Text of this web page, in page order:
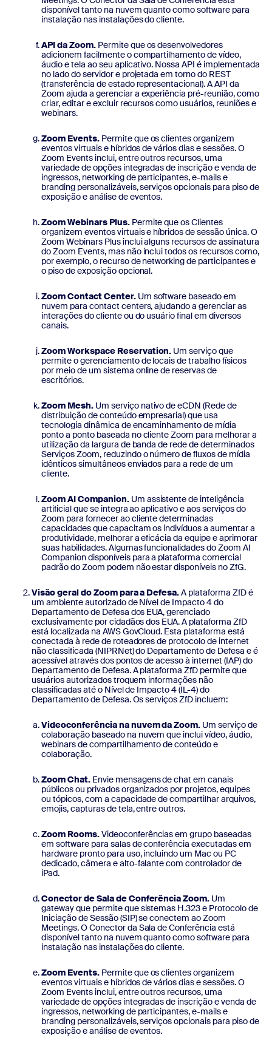
disponível tanto na nuvem quanto como software para
instalação nas instalações do cliente.
API da Zoom.Permite que os desenvolvedores
adicionem facilmente o compartilhamento de vídeo,
áudio e tela ao seu aplicativo. Nossa API é implementada
no lado do servidor e projetada em torno do REST
(transferência de estado representacional). A API da
Zoom ajuda a gerenciar a experiência pré-reunião, como
criar, editar e excluir recursos como usuários, reuniões e
webinars.
Zoom Events.Permite que os clientes organizem
eventos virtuais e híbridos de vários dias e sessões. O
Zoom Events inclui, entre outros recursos, uma
variedade de opções integradas de inscrição e venda de
ingressos, networking de participantes, e-mails e
branding personalizáveis, serviços opcionais para piso de
exposição e análise de eventos.
Zoom Webinars Plus.Permite que os Clientes
organizem eventos virtuais e híbridos de sessão única. O
Zoom Webinars Plus inclui alguns recursos de assinatura
do Zoom Events, mas não inclui todos os recursos como,
por exemplo, o recurso de networking de participantes e
o piso de exposição opcional.
Zoom Contact Center.Um software baseado em
nuvem para contact centers, ajudando a gerenciar as
interações do cliente ou do usuário final em diversos
canais.
Zoom Workspace Reservation. Um serviço que
permite o gerenciamento de locais de trabalho físicos
por meio de um sistema online de reservas de
escritórios.
Zoom Mesh.Um serviço nativo de eCDN (Rede de
distribuição de conteúdo empresarial) que usa
tecnologia dinâmica de encaminhamento de mídia
ponto a ponto baseada no cliente Zoom para melhorar a
utilização da largura de banda de rede de determinados
Serviços Zoom, reduzindo o número de fluxos de mídia
idênticos simultâneos enviados para a rede de um
cliente.
Zoom AI Companion.Um assistente de inteligência
artificial que se integra ao aplicativo e aos serviços do
Zoom para fornecer ao cliente determinadas
capacidades que capacitam os indivíduos a aumentar a
produtividade, melhorar a eficácia da equipe e aprimorar
suas habilidades. Algumas funcionalidades do Zoom AI
Companion disponíveis para a plataforma comercial
padrão do Zoom podem não estar disponíveis no ZfG.
Visão geral do Zoom para a Defesa.A plataforma ZfD é
um ambiente autorizado de Nível de Impacto 4 do
Departamento de Defesa dos EUA, gerenciado
exclusivamente por cidadãos dos EUA. A plataforma ZfD
está localizada na AWS GovCloud. Esta plataforma está
conectada à rede de roteadores de protocolo de internet
não classificada (NIPRNet) do Departamento de Defesa e é
acessível através dos pontos de acesso à internet (IAP) do
Departamento de Defesa. A plataforma ZfD permite que
usuários autorizados troquem informações não
classificadas até o Nível de Impacto 4 (IL-4) do
Departamento de Defesa. Os serviços ZfD incluem:
Videoconferência na nuvem da Zoom. Um serviço de
colaboração baseado na nuvem que inclui vídeo, áudio,
webinars de compartilhamento de conteúdo e
colaboração.
Zoom Chat.Envie mensagens de chat em canais
públicos ou privados organizados por projetos, equipes
ou tópicos, com a capacidade de compartilhar arquivos,
emojis, capturas de tela, entre outros.
Zoom Rooms.Videoconferências em grupo baseadas
em software para salas de conferência executadas em
hardware pronto para uso, incluindo um Mac ou PC
dedicado, câmera e alto-falante com controlador de
iPad.
Conector de Sala de Conferência Zoom. Um
gateway que permite que sistemas H.323 e Protocolo de
Iniciação de Sessão (SIP) se conectem ao Zoom
Meetings. O Conector da Sala de Conferência está
disponível tanto na nuvem quanto como software para
instalação nas instalações do cliente.
Zoom Events.Permite que os clientes organizem
eventos virtuais e híbridos de vários dias e sessões. O
Zoom Events inclui, entre outros recursos, uma
variedade de opções integradas de inscrição e venda de
ingressos, networking de participantes, e-mails e
branding personalizáveis, serviços opcionais para piso de
exposição e análise de eventos.